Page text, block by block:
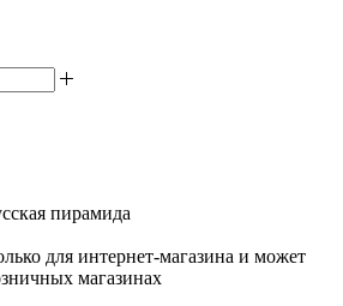
пирамида
для интернет-магазина и может
магазинах